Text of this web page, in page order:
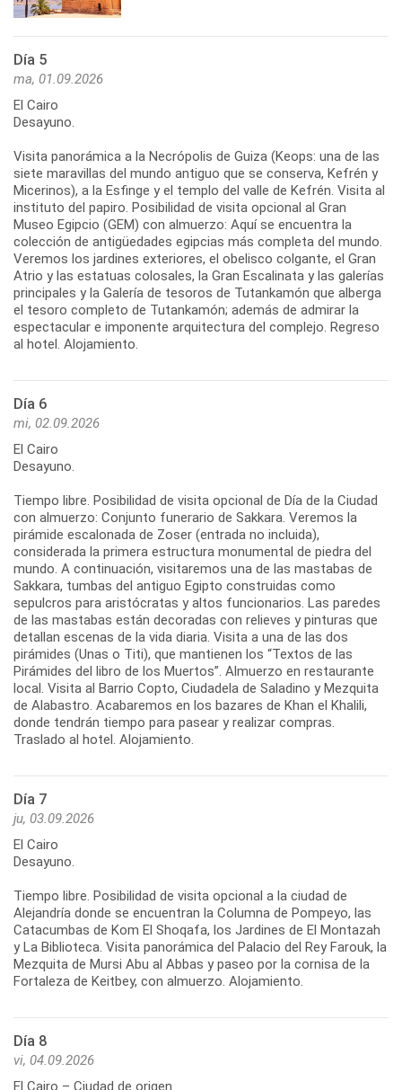
Día 5
ma, 01.09.2026
El Cairo
Desayuno.
Visita panorámica a la Necrópolis de Guiza (Keops: una de las
siete maravillas del mundo antiguo que se conserva, Kefrén y
Micerinos), a la Esfinge y el templo del valle de Kefrén. Visita al
instituto del papiro. Posibilidad de visita opcional al Gran
Museo Egipcio (GEM) con almuerzo: Aquí se encuentra la
colección de antigüedades egipcias más completa del mundo.
Veremos los jardines exteriores, el obelisco colgante, el Gran
Atrio y las estatuas colosales, la Gran Escalinata y las galerías
principales y la Galería de tesoros de Tutankamón que alberga
el tesoro completo de Tutankamón; además de admirar la
espectacular e imponente arquitectura del complejo. Regreso
al hotel. Alojamiento.
Día 6
mi, 02.09.2026
El Cairo
Desayuno.
Tiempo libre. Posibilidad de visita opcional de Día de la Ciudad
con almuerzo: Conjunto funerario de Sakkara. Veremos la
pirámide escalonada de Zoser (entrada no incluida),
considerada la primera estructura monumental de piedra del
mundo. A continuación, visitaremos una de las mastabas de
Sakkara, tumbas del antiguo Egipto construidas como
sepulcros para aristócratas y altos funcionarios. Las paredes
de las mastabas están decoradas con relieves y pinturas que
detallan escenas de la vida diaria. Visita a una de las dos
pirámides (Unas o Titi), que mantienen los “Textos de las
Pirámides del libro de los Muertos”. Almuerzo en restaurante
local. Visita al Barrio Copto, Ciudadela de Saladino y Mezquita
de Alabastro. Acabaremos en los bazares de Khan el Khalili,
donde tendrán tiempo para pasear y realizar compras.
Traslado al hotel. Alojamiento.
Día 7
ju, 03.09.2026
El Cairo
Desayuno.
Tiempo libre. Posibilidad de visita opcional a la ciudad de
Alejandría donde se encuentran la Columna de Pompeyo, las
Catacumbas de Kom El Shoqafa, los Jardines de El Montazah
y La Biblioteca. Visita panorámica del Palacio del Rey Farouk, la
Mezquita de Mursi Abu al Abbas y paseo por la cornisa de la
Fortaleza de Keitbey, con almuerzo. Alojamiento.
Día 8
vi, 04.09.2026
El Cairo – Ciudad de origen